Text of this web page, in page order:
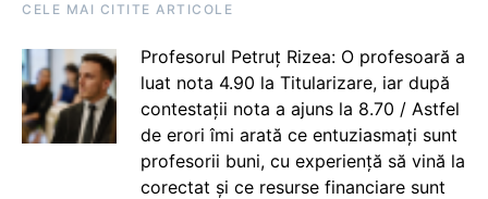
CELE MAI CITITE ARTICOLE
Profesorul Petruț Rizea: O profesoară a
luat nota 4.90 la Titularizare, iar după
contestații nota a ajuns la 8.70 / Astfel
de erori îmi arată ce entuziasmați sunt
profesorii buni, cu experiență să vină la
corectat și ce resurse financiare sunt